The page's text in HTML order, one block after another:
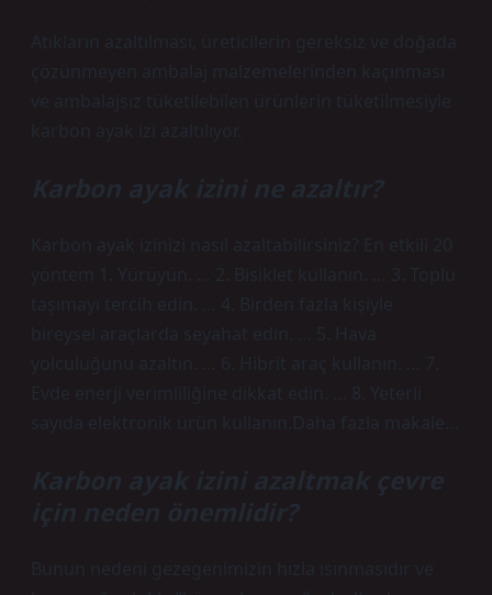
Atıkların azaltılması, üreticilerin gereksiz ve doğada
çözünmeyen ambalaj malzemelerinden kaçınması
ve ambalajsız tüketilebilen ürünlerin tüketilmesiyle
karbon ayak izi azaltılıyor.
Karbon ayak izini ne azaltır?
Karbon ayak izinizi nasıl azaltabilirsiniz? En etkili 20
yöntem 1. Yürüyün. … 2. Bisiklet kullanın. … 3. Toplu
taşımayı tercih edin. … 4. Birden fazla kişiyle
bireysel araçlarda seyahat edin. … 5. Hava
yolculuğunu azaltın. … 6. Hibrit araç kullanın. … 7.
Evde enerji verimliliğine dikkat edin. … 8. Yeterli
sayıda elektronik ürün kullanın.Daha fazla makale…
Karbon ayak izini azaltmak çevre
için neden önemlidir?
Bunun nedeni gezegenimizin hızla ısınmasıdır ve